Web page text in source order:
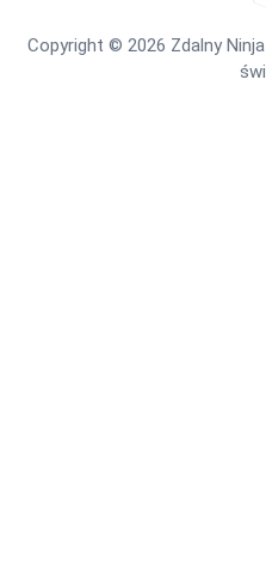
Copyright©️ 2026 Zdalny